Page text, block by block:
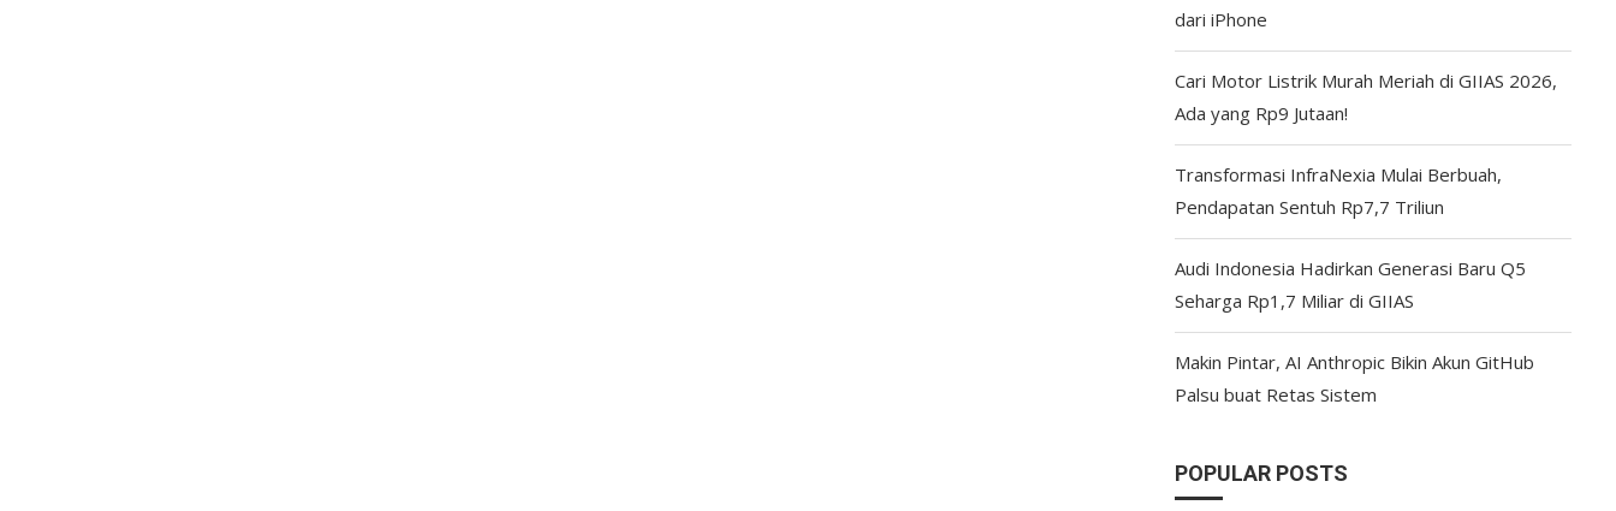
dari iPhone
Cari Motor Listrik Murah Meriah di GIIAS 2026,
Ada yang Rp9 Jutaan!
Transformasi InfraNexia Mulai Berbuah,
Pendapatan Sentuh Rp7,7 Triliun
Audi Indonesia Hadirkan Generasi Baru Q5
Seharga Rp1,7 Miliar di GIIAS
Makin Pintar, AI Anthropic Bikin Akun GitHub
Palsu buat Retas Sistem
POPULAR POSTS